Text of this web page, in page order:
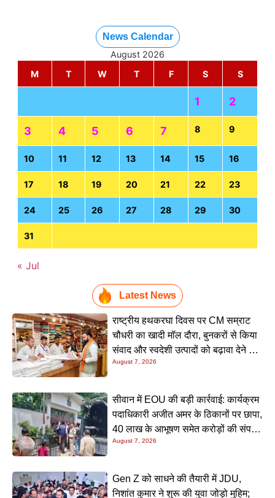
News Calendar
August 2026
M
T W T F S S
1 2
3 4 5 6 7 8 9
10 11 12 13 14 15 16
17 18 19 20 21 22 23
24 25 26 27 28 29 30
31
« Jul
Latest News
राष्ट्रीय हथकरघा दिवस पर CM सम्राट
चौधरी का खादी मॉल दौरा, बुनकरों से किया
संवाद और स्वदेशी उत्पादों को बढ़ावा देने की
अपील
August 7, 2026
सीवान में EOU की बड़ी कार्रवाई: कार्यक्रम
पदाधिकारी अजीत अमर के ठिकानों पर छापा,
40 लाख के आभूषण समेत करोड़ों की संपत्ति
की जांच शुरू
August 7, 2026
Gen Z को साधने की तैयारी में JDU,
निशांत कुमार ने शुरू की युवा जोड़ो मुहिम;